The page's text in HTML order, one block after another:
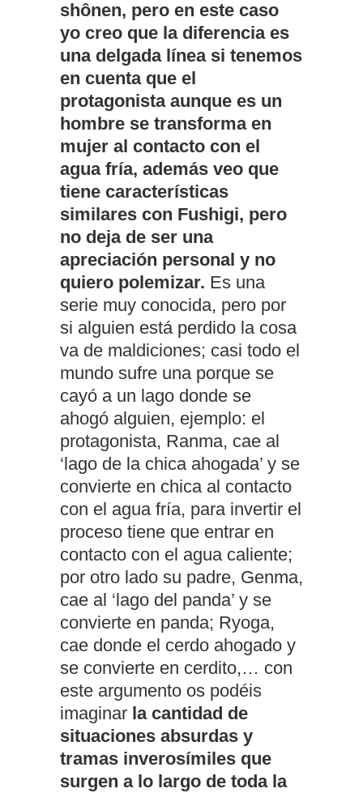
shônen, pero en este caso
yo creo que la diferencia es
una delgada línea si tenemos
en cuenta que el
protagonista aunque es un
hombre se transforma en
mujer al contacto con el
agua fría, además veo que
tiene características
similares con Fushigi, pero
no deja de ser una
apreciación personal y no
quiero polemizar. Es una
serie muy conocida, pero por
si alguien está perdido la cosa
va de maldiciones; casi todo el
mundo sufre una porque se
cayó a un lago donde se
ahogó alguien, ejemplo: el
protagonista, Ranma, cae al
‘lago de la chica ahogada’ y se
convierte en chica al contacto
con el agua fría, para invertir el
proceso tiene que entrar en
contacto con el agua caliente;
por otro lado su padre, Genma,
cae al ‘lago del panda’ y se
convierte en panda; Ryoga,
cae donde el cerdo ahogado y
se convierte en cerdito,… con
este argumento os podéis
imaginar la cantidad de
situaciones absurdas y
tramas inverosímiles que
surgen a lo largo de toda la